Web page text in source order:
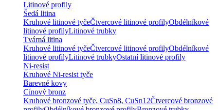
Litinové profily
Šedá litina
Kruhové litinové tyčeČtvercové litinové profilyObdélníkové
litinové profilyLitinové trubky
Tvárná litina
Kruhové litinové tyčeČtvercové litinové profilyObdélníkové
litinové profilyLitinové trubkyOstatní litinové profily
Ni-resist
Kruhové Ni-resist tyče
Barevné kovy
Cínový bronz
Kruhové bronzové tyče, CuSn8, CuSn12Čtvercové bronzové